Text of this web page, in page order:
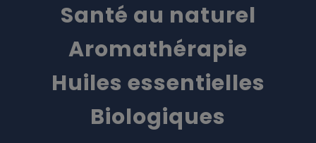
Santé au naturel
Aromathérapie
Huiles essentielles
Biologiques